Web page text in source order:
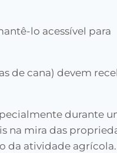
lo acessível para
de cana) devem
durante
na mira das
da atividade agrícola.